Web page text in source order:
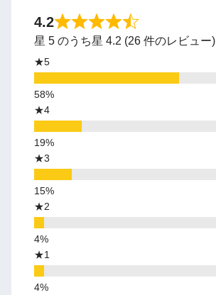
4.2
星 5 のうち星 4.2 (26 件のレビュー)
★5
★4
★3
★2
★1